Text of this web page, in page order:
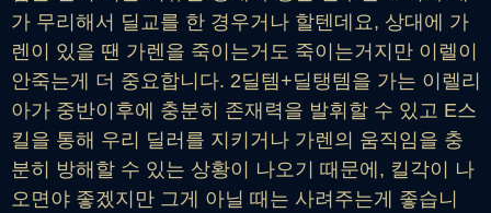
가 무리해서 딜교를 한 경우거나 할텐데요, 상대에 가
렌이 있을 땐 가렌을 죽이는거도 죽이는거지만 이렐이
안죽는게 더 중요합니다. 2딜템+딜탱템을 가는 이렐리
아가 중반이후에 충분히 존재력을 발휘할 수 있고 E스
킬을 통해 우리 딜러를 지키거나 가렌의 움직임을 충
분히 방해할 수 있는 상황이 나오기 때문에, 킬각이 나
오면야 좋겠지만 그게 아닐 때는 사려주는게 좋습니